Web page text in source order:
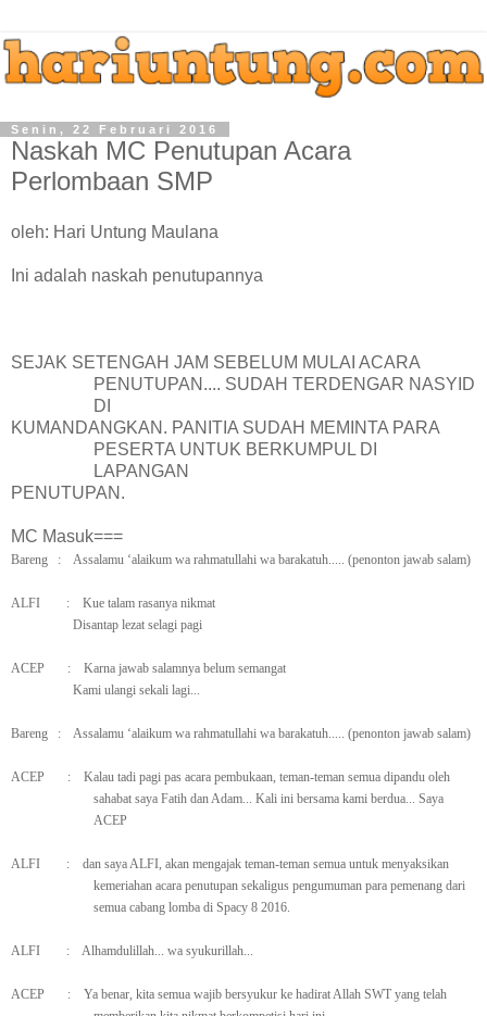
Senin, 22 Februari 2016
Naskah MC Penutupan Acara
Perlombaan SMP
oleh: Hari Untung Maulana
Ini adalah naskah penutupannya
SEJAK SETENGAH JAM SEBELUM MULAI ACARA
PENUTUPAN.... SUDAH TERDENGAR NASYID
DI
KUMANDANGKAN. PANITIA SUDAH MEMINTA PARA
PESERTA UNTUK BERKUMPUL DI
LAPANGAN
PENUTUPAN.
MC Masuk===
Bareng : Assalamu ‘alaikum wa rahmatullahi wa barakatuh..... (penonton jawab salam)
ALFI :
Kue talam rasanya nikmat
Disantap lezat selagi pagi
ACEP :
Karna jawab salamnya belum semangat
Kami ulangi sekali lagi...
Bareng : Assalamu ‘alaikum wa rahmatullahi wa barakatuh..... (penonton jawab salam)
ACEP :
Kalau tadi pagi pas acara pembukaan, teman-teman semua dipandu oleh
sahabat saya Fatih dan Adam... Kali ini bersama kami berdua... Saya
ACEP
ALFI :
dan saya ALFI, akan mengajak teman-teman semua untuk menyaksikan
kemeriahan acara penutupan sekaligus pengumuman para pemenang dari
semua cabang lomba di Spacy 8 2016.
ALFI : Alhamdulillah... wa syukurillah...
ACEP :
Ya benar, kita semua wajib bersyukur ke hadirat Allah SWT yang telah